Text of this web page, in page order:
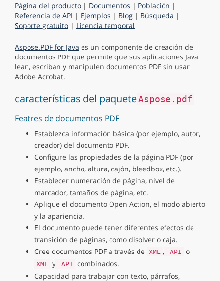
Página del producto | Documentos | Población |
Referencia de API | Ejemplos | Blog | Búsqueda |
Soporte gratuito | Licencia temporal
Aspose.PDF for Java es un componente de creación de
documentos PDF que permite que sus aplicaciones Java
lean, escriban y manipulen documentos PDF sin usar
Adobe Acrobat.
características del paqueteAspose.pdf
Featres de documentos PDF
Establezca información básica (por ejemplo, autor,
creador) del documento PDF.
Configure las propiedades de la página PDF (por
ejemplo, ancho, altura, cajón, bleedbox, etc.).
Establecer numeración de página, nivel de
marcador, tamaños de página, etc.
Aplique el documento Open Action, el modo abierto
y la apariencia.
El documento puede tener diferentes efectos de
transición de páginas, como disolver o caja.
Cree documentos PDF a través de XML , API o
XML y API combinados.
Capacidad para trabajar con texto, párrafos,